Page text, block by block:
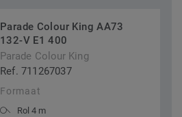
Parade Colour King AA73
132-V E1 400
Parade Colour King
Ref. 711267037
Formaat
Rol 4 m